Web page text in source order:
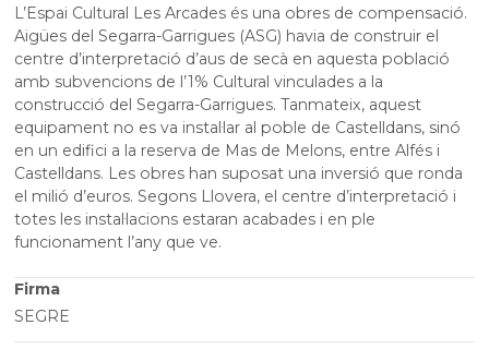
L’Espai Cultural Les Arcades és una obres de compensació.
Aigües del Segarra-Garrigues (ASG) havia de construir el
centre d’interpretació d’aus de secà en aquesta població
amb subvencions de l’1% Cultural vinculades a la
construcció del Segarra-Garrigues. Tanmateix, aquest
equipament no es va instal·lar al poble de Castelldans, sinó
en un edifici a la reserva de Mas de Melons, entre Alfés i
Castelldans. Les obres han suposat una inversió que ronda
el milió d’euros. Segons Llovera, el centre d’interpretació i
totes les instal·lacions estaran acabades i en ple
funcionament l’any que ve.
Firma
SEGRE